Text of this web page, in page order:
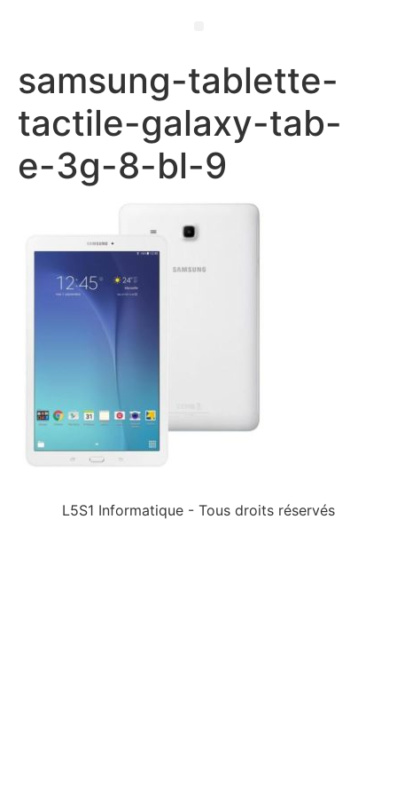
samsung-tablette-
tactile-galaxy-tab-
e-3g-8-bl-9
L5S1 Informatique - Tous droits réservés